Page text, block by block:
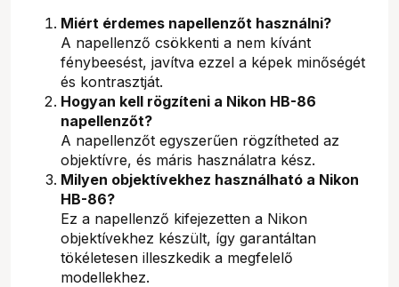
Miért érdemes napellenzőt használni?
A napellenző csökkenti a nem kívánt
fénybeesést, javítva ezzel a képek minőségét
és kontrasztját.
Hogyan kell rögzíteni a Nikon HB-86
napellenzőt?
A napellenzőt egyszerűen rögzítheted az
objektívre, és máris használatra kész.
Milyen objektívekhez használható a Nikon
HB-86?
Ez a napellenző kifejezetten a Nikon
objektívekhez készült, így garantáltan
tökéletesen illeszkedik a megfelelő
modellekhez.